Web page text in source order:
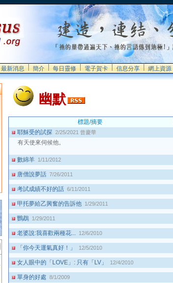
最新消息 簡介 每日靈修 電子賀卡 信息分享 網上資源
幽默
標題/摘要
耶穌受的試探 2/25/2021 曾慶華
有天使來伺候他。
數綿羊 1/11/2012
唐僧說夢話 7/26/2011
考試成績不好的話 6/11/2011
甲托夢給乙興奮的告訴他 1/29/2011
鸚鵡 1/29/2011
老婆說:我喜歡兩種花... 12/6/2010
「你今天運氣真好！」 12/5/2010
女人眼中的「LOVE」: 只有「LV」 12/4/2010
單身的好處 8/1/2009